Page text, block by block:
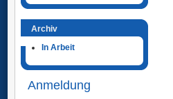
Archiv
In Arbeit
Anmeldung